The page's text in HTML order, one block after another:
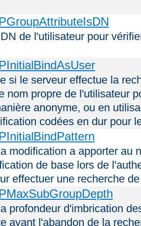
de l'utilisateur pour
si le serveur effectue la
nom propre de l'utilisateur
anonyme, ou en
codées en dur pour
modification a apporter au
de base lors de
effectuer une recherche
profondeur d'imbrication
avant l'abandon de la